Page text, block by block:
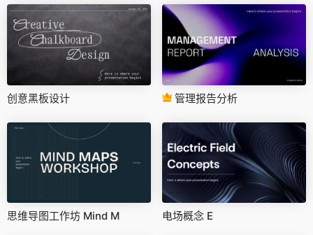
创意黑板设计 管理报告分析
思维导图工作坊 Mind M 电场概念 E